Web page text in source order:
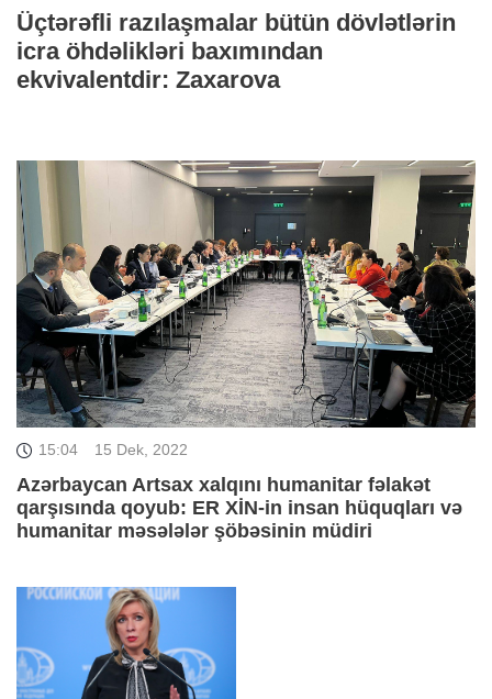
Üçtərəfli razılaşmalar bütün dövlətlərin
icra öhdəlikləri baxımından
ekvivalentdir: Zaxarova
15:04 15 Dek, 2022
Azərbaycan Artsax xalqını humanitar fəlakət
qarşısında qoyub: ER XİN-in insan hüquqları və
humanitar məsələlər şöbəsinin müdiri